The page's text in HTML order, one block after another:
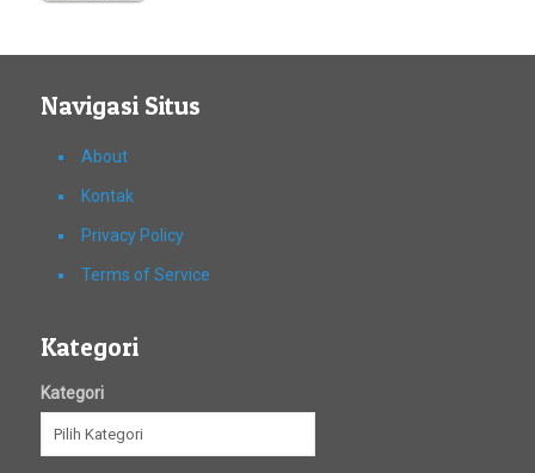
Navigasi Situs
About
Kontak
Privacy Policy
Terms of Service
Kategori
Kategori